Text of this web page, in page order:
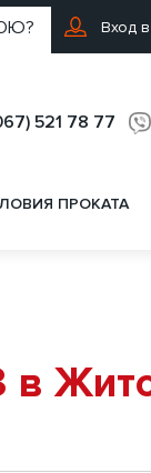
Вход
521 78 77
ПРОКАТА
в